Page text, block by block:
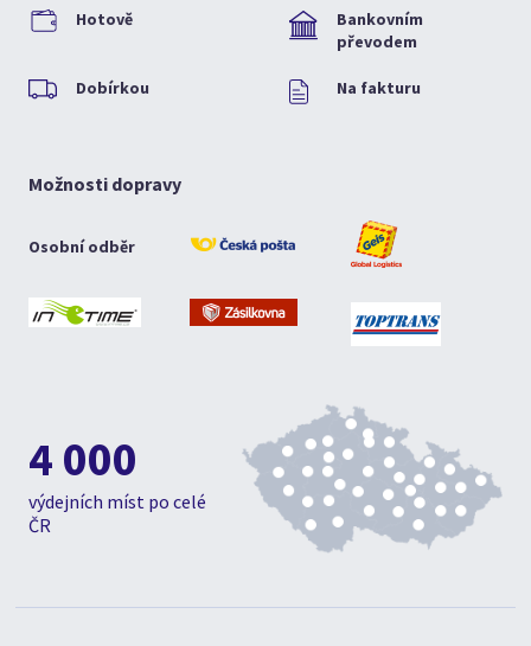
Hotově
Bankovním
převodem
Dobírkou Na fakturu
Možnosti dopravy
Osobní odběr
4 000
výdejních míst po celé
ČR